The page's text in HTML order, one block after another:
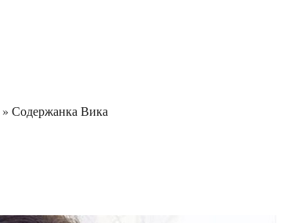
»Содержанка Вика